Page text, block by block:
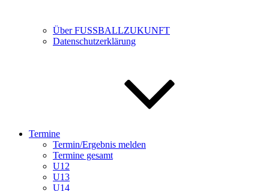
Über FUSSBALLZUKUNFT
Datenschutzerklärung
Termine
Termin/Ergebnis melden
Termine gesamt
U12
U13
U14